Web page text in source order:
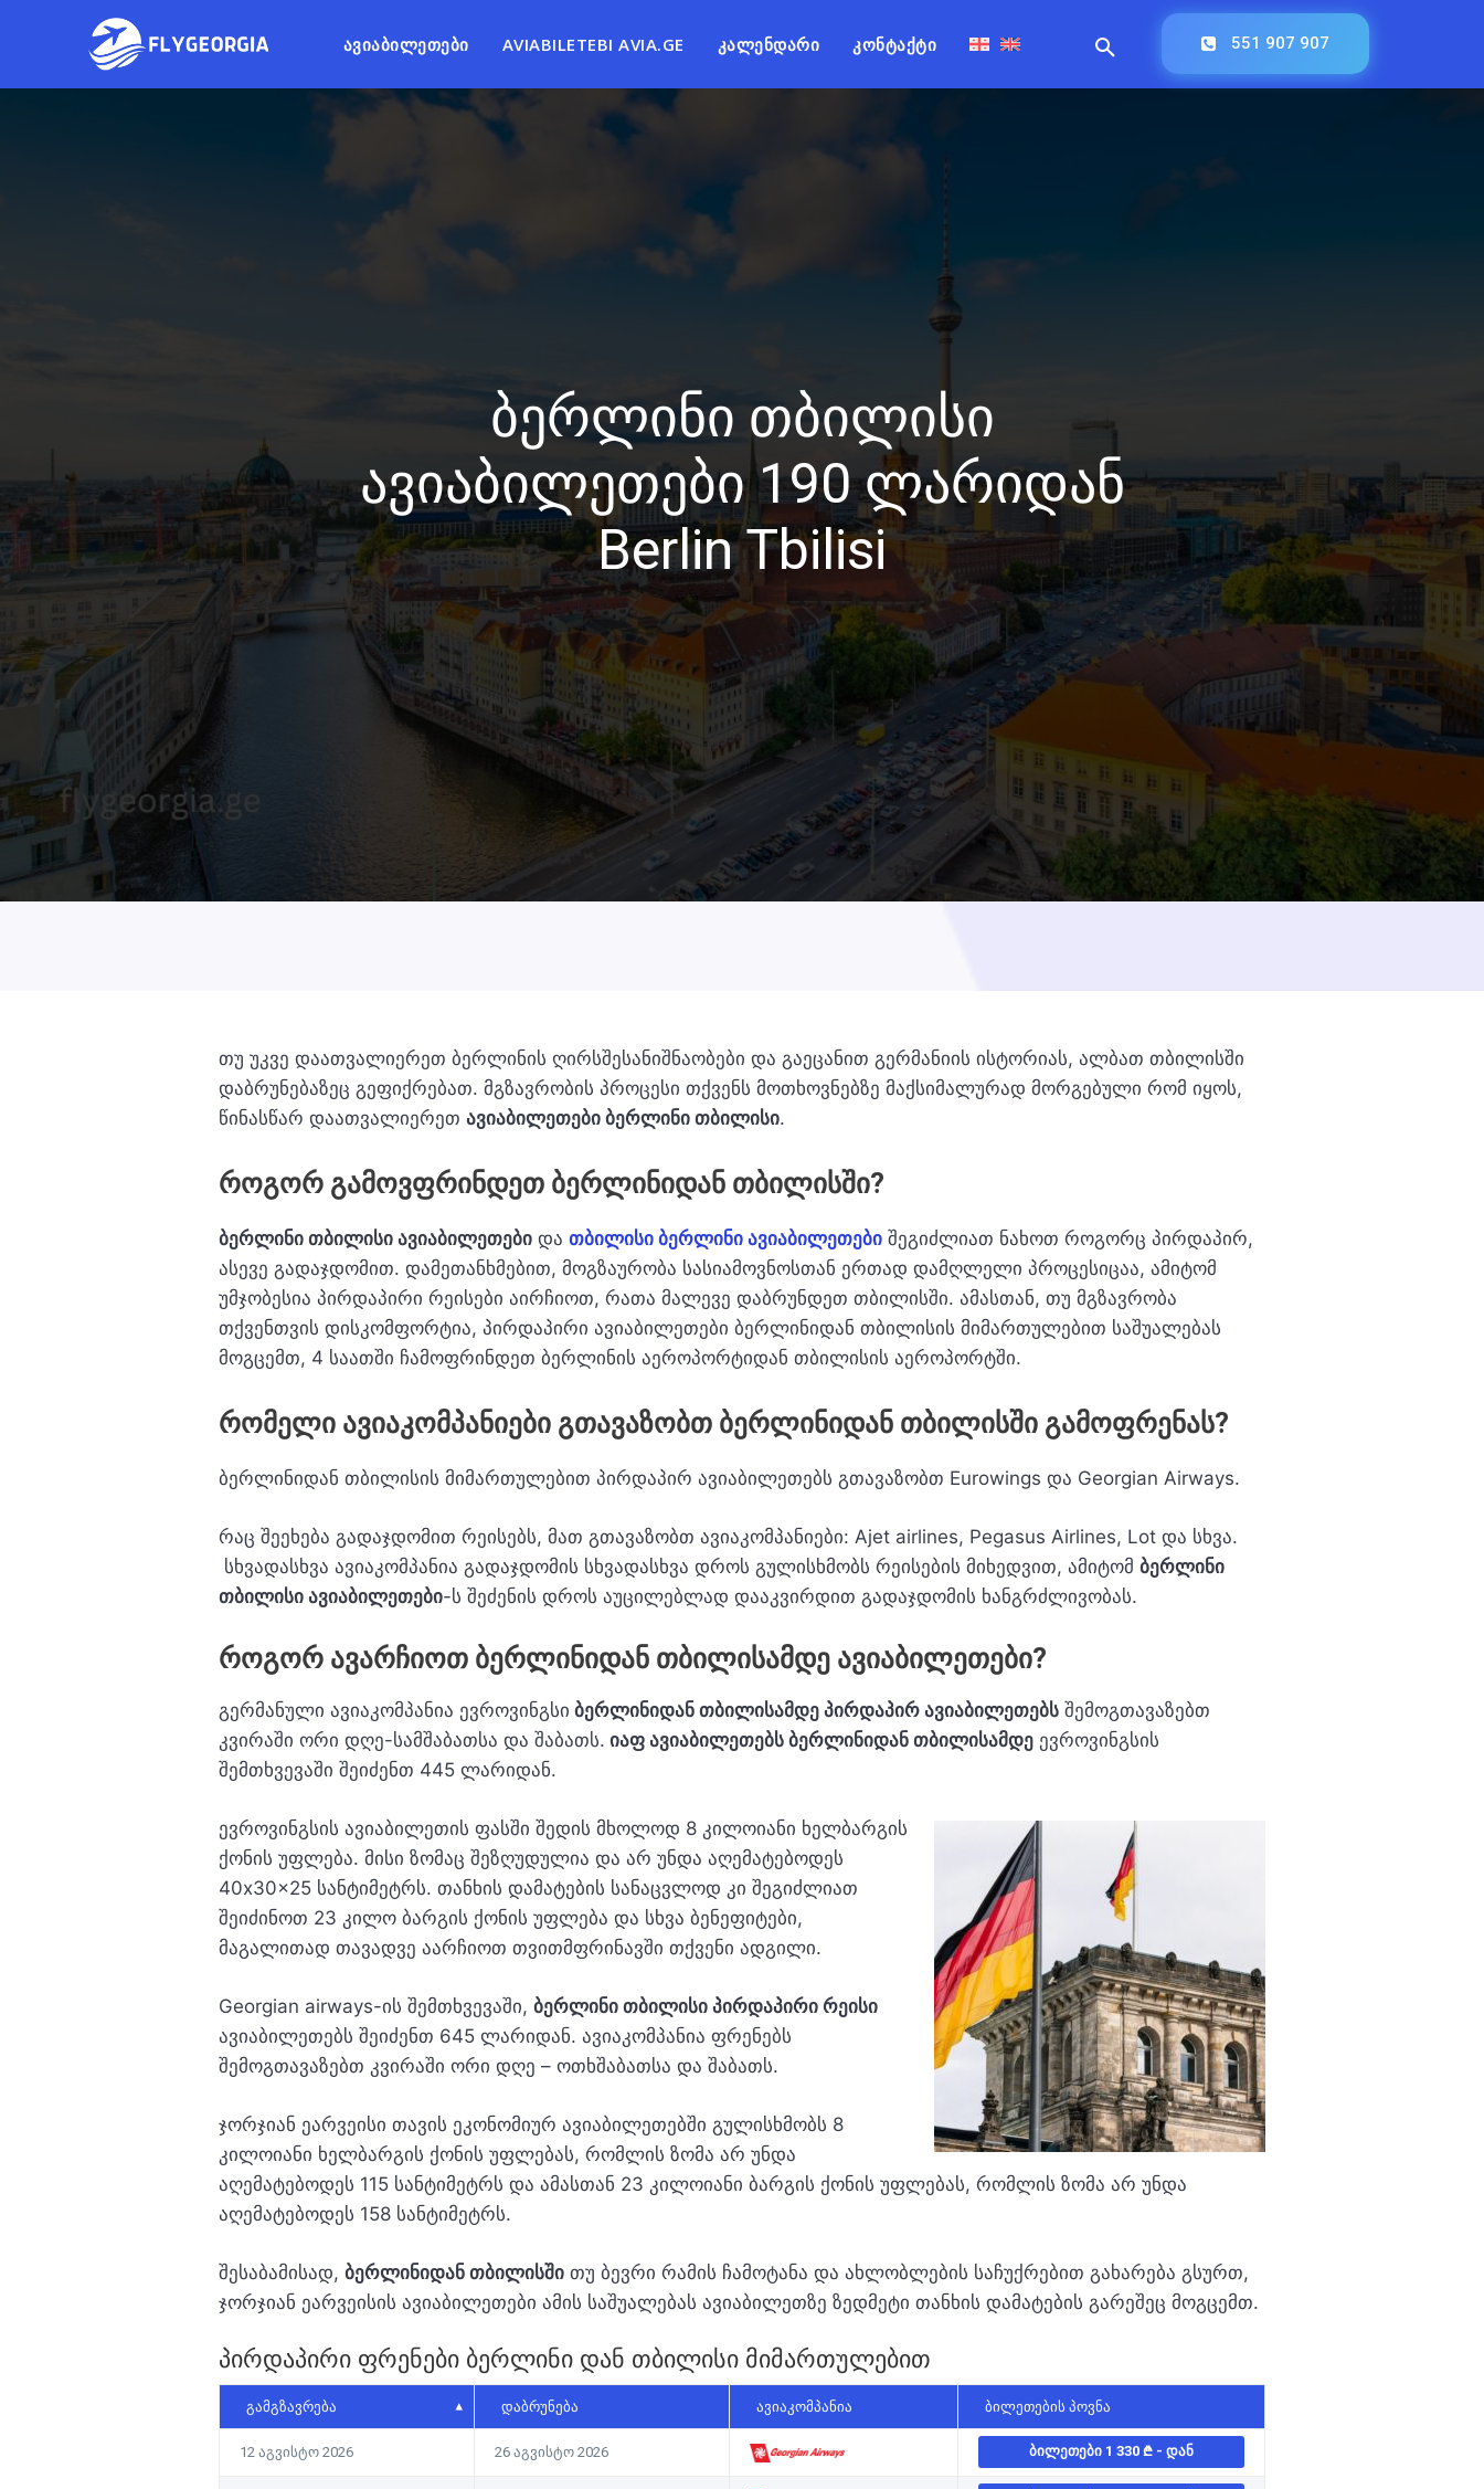
ᲐᲕᲘᲐᲑᲘᲚᲔᲗᲔᲑᲘ AVIABILETEBI AVIA.GE ᲙᲐᲚᲔᲜᲓᲐᲠᲘ ᲙᲝᲜᲢᲐᲥᲢᲘ 551 907 907
ბერლინი თბილისი
ავიაბილეთები 190 ლარიდან
Berlin Tbilisi
თუ უკვე დაათვალიერეთ ბერლინის ღირსშესანიშნაობები და გაეცანით გერმანიის ისტორიას, ალბათ თბილისში
დაბრუნებაზეც გეფიქრებათ. მგზავრობის პროცესი თქვენს მოთხოვნებზე მაქსიმალურად მორგებული რომ იყოს,
წინასწარ დაათვალიერეთ ავიაბილეთები ბერლინი თბილისი.
როგორ გამოვფრინდეთ ბერლინიდან თბილისში?
ბერლინი თბილისი ავიაბილეთები და თბილისი ბერლინი ავიაბილეთები შეგიძლიათ ნახოთ როგორც პირდაპირ,
ასევე გადაჯდომით. დამეთანხმებით, მოგზაურობა სასიამოვნოსთან ერთად დამღლელი პროცესიცაა, ამიტომ
უმჯობესია პირდაპირი რეისები აირჩიოთ, რათა მალევე დაბრუნდეთ თბილისში. ამასთან, თუ მგზავრობა
თქვენთვის დისკომფორტია, პირდაპირი ავიაბილეთები ბერლინიდან თბილისის მიმართულებით საშუალებას
მოგცემთ, 4 საათში ჩამოფრინდეთ ბერლინის აეროპორტიდან თბილისის აეროპორტში.
რომელი ავიაკომპანიები გთავაზობთ ბერლინიდან თბილისში გამოფრენას?
ბერლინიდან თბილისის მიმართულებით პირდაპირ ავიაბილეთებს გთავაზობთ Eurowings და Georgian Airways.
რაც შეეხება გადაჯდომით რეისებს, მათ გთავაზობთ ავიაკომპანიები: Ajet airlines, Pegasus Airlines, Lot და სხვა.
სხვადასხვა ავიაკომპანია გადაჯდომის სხვადასხვა დროს გულისხმობს რეისების მიხედვით, ამიტომ ბერლინი
თბილისი ავიაბილეთები-ს შეძენის დროს აუცილებლად დააკვირდით გადაჯდომის ხანგრძლივობას.
როგორ ავარჩიოთ ბერლინიდან თბილისამდე ავიაბილეთები?
გერმანული ავიაკომპანია ევროვინგსი ბერლინიდან თბილისამდე პირდაპირ ავიაბილეთებს შემოგთავაზებთ
კვირაში ორი დღე-სამშაბათსა და შაბათს. იაფ ავიაბილეთებს ბერლინიდან თბილისამდე ევროვინგსის
შემთხვევაში შეიძენთ 445 ლარიდან.
ევროვინგსის ავიაბილეთის ფასში შედის მხოლოდ 8 კილოიანი ხელბარგის
ქონის უფლება. მისი ზომაც შეზღუდულია და არ უნდა აღემატებოდეს
40x30x25 სანტიმეტრს. თანხის დამატების სანაცვლოდ კი შეგიძლიათ
შეიძინოთ 23 კილო ბარგის ქონის უფლება და სხვა ბენეფიტები,
მაგალითად თავადვე აარჩიოთ თვითმფრინავში თქვენი ადგილი.
Georgian airways-ის შემთხვევაში, ბერლინი თბილისი პირდაპირი რეისი
ავიაბილეთებს შეიძენთ 645 ლარიდან. ავიაკომპანია ფრენებს
შემოგთავაზებთ კვირაში ორი დღე – ოთხშაბათსა და შაბათს.
ჯორჯიან ეარვეისი თავის ეკონომიურ ავიაბილეთებში გულისხმობს 8
კილოიანი ხელბარგის ქონის უფლებას, რომლის ზომა არ უნდა
აღემატებოდეს 115 სანტიმეტრს და ამასთან 23 კილოიანი ბარგის ქონის უფლებას, რომლის ზომა არ უნდა
აღემატებოდეს 158 სანტიმეტრს.
შესაბამისად, ბერლინიდან თბილისში თუ ბევრი რამის ჩამოტანა და ახლობლების საჩუქრებით გახარება გსურთ,
ჯორჯიან ეარვეისის ავიაბილეთები ამის საშუალებას ავიაბილეთზე ზედმეტი თანხის დამატების გარეშეც მოგცემთ.
პირდაპირი ფრენები ბერლინი დან თბილისი მიმართულებით
ᲒᲐᲛᲒᲖᲐᲕᲠᲔᲑᲐ ᲓᲐᲑᲠᲣᲜᲔᲑᲐ ᲐᲕᲘᲐᲙᲝᲛᲞᲐᲜᲘᲐ ᲑᲘᲚᲔᲗᲔᲑᲘᲡ ᲞᲝᲕᲜᲐ
12 აგვისტო 2026 26 აგვისტო 2026 ᲑᲘᲚᲔᲗᲔᲑᲘ 1 330 - ᲓᲐᲜ